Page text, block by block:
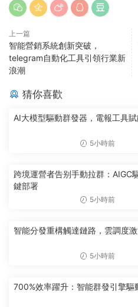
上一篇
智能營銷系統創新突破，
telegram自動化工具引領行業新
浪潮
猜你喜歡
AI大模型驅動群發器，電報工具
5小時前
跨境運營者告别手動拉群：AIGC
鍵部署
5小時前
智能分發重構觸達鏈路，雲調度
5小時前
700%效率躍升：智能群發引擎驅